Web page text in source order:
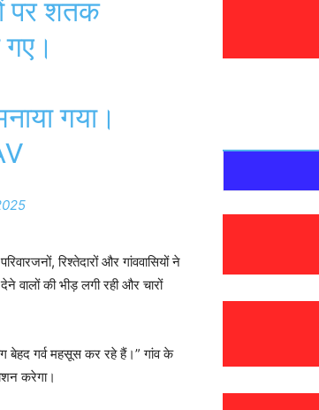
पर शतक
गया।
रिश्तेदारों और गांववासियों ने
वालों की भीड़ लगी रही और चारों
गर्व महसूस कर रहे हैं।” गांव के
करेगा।